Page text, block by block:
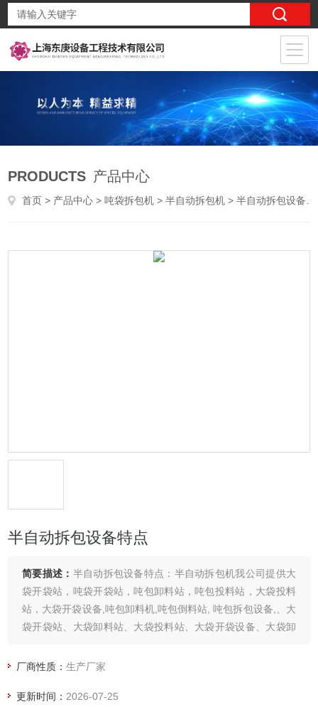
PRODUCTS 产品中心
首页 > 产品中心 >吨袋拆包机 >半自动拆包机 > 半自动拆包设备特点
半自动拆包设备特点
简要描述： 半自动拆包设备特点：半自动拆包机我公司提供大
袋开袋站，吨袋开袋站，吨包卸料站，吨包投料站，大袋投料
站，大袋开袋设备,吨包卸料机,吨包倒料站, 吨包拆包设备,、大
袋开袋站、大袋卸料站、大袋投料站、大袋开袋设备、大袋卸
厂商性质：生产厂家
更新时间： 2026-07-25